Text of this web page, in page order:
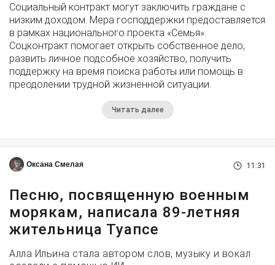
Социальный контракт могут заключить граждане с
низким доходом. Мера господдержки предоставляется
в рамках национального проекта «Семья».
Соцконтракт помогает открыть собственное дело,
развить личное подсобное хозяйство, получить
поддержку на время поиска работы или помощь в
преодолении трудной жизненной ситуации.
Читать далее
Оксана Смелая 11:31
Песню, посвященную военным
морякам, написала 89-летняя
жительница Туапсе
Алла Ильина стала автором слов, музыку и вокал